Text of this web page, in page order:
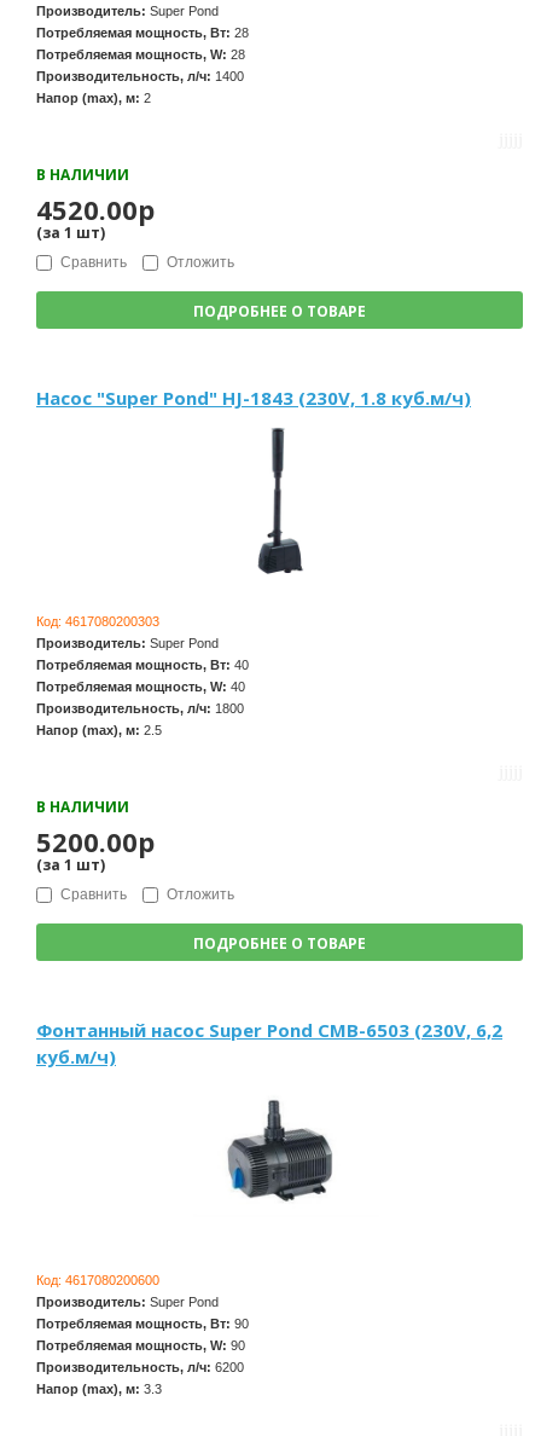
Производитель: Super Pond
Потребляемая мощность, Вт: 28
Потребляемая мощность, W: 28
Производительность, л/ч: 1400
Напор (max), м: 2
В НАЛИЧИИ
4520.00р
(за 1 шт)
Сравнить Отложить
ПОДРОБНЕЕ О ТОВАРЕ
Насос "Super Pond" HJ-1843 (230V, 1.8 куб.м/ч)
Код: 4617080200303
Производитель: Super Pond
Потребляемая мощность, Вт: 40
Потребляемая мощность, W: 40
Производительность, л/ч: 1800
Напор (max), м: 2.5
В НАЛИЧИИ
5200.00р
(за 1 шт)
Сравнить Отложить
ПОДРОБНЕЕ О ТОВАРЕ
Фонтанный насос Super Pond CMB-6503 (230V, 6,2
куб.м/ч)
Код: 4617080200600
Производитель: Super Pond
Потребляемая мощность, Вт: 90
Потребляемая мощность, W: 90
Производительность, л/ч: 6200
Напор (max), м: 3.3